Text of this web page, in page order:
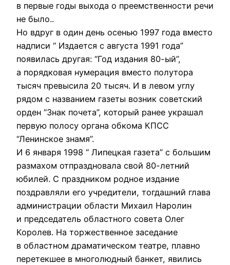
в первые годы выхода о преемственности речи
не было..
Но вдруг в один день осенью 1997 года вместо
надписи “ Издается с августа 1991 года”
появилась другая: “Год издания 80-ый”,
а порядковая нумерация вместо полутора
тысяч превысила 20 тысяч. И в левом углу
рядом с названием газеты возник советский
орден “Знак почета”, который ранее украшал
первую полосу органа обкома КПСС
“Ленинское знамя”.
И 6 января 1998 “ Липецкая газета” с большим
размахом отпраздновала свой 80-летний
юбилей. С праздником родное издание
поздравляли его учредители, тогдашний глава
администрации области Михаил Наролин
и председатель областного совета Олег
Королев. На торжественное заседание
в областном драматическом театре, плавно
перетекшее в многолюдный банкет, явились